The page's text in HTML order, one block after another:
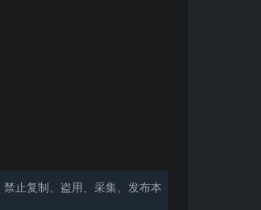
止复制、盗用、采集、发布本